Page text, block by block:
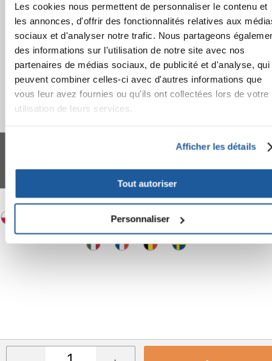
Les cookies nous permettent de personnaliser le contenu et
les annonces, d'offrir des fonctionnalités relatives aux
sociaux et d'analyser notre trafic. Nous partageons
des informations sur l'utilisation de notre site avec nos
partenaires de médias sociaux, de publicité et d'analyse, qui
peuvent combiner celles-ci avec d'autres informations que
vous leur avez fournies ou qu'ils ont collectées lors de votre
utilisation de leurs services.
Afficher les détails
Tout autoriser
Personnaliser
APPRENEZ À NOUS CONNAÎTRE
Mahlow (Germania) - P.IVA DE317667035
FERA INTERNATIONAL: